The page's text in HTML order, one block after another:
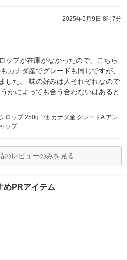
2025年5月9日 8時7分
ップが在庫がなかったので、こちら
カナダ産でグレードも同じですが、
した。 味の好みは人それぞれなので
かによっても合う合わないはあると
ロップ 250g 1個 カナダ産 グレードA アン
ップ
のレビューのみを見る
めPRアイテム